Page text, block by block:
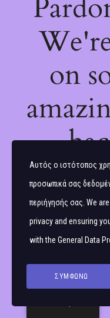
on
Αυτός ο ιστότοπος
προσωπικά σας
περιήγησής σας. We
privacy and ensuring
with the General Data
ΣΥΜΦΩΝΏ